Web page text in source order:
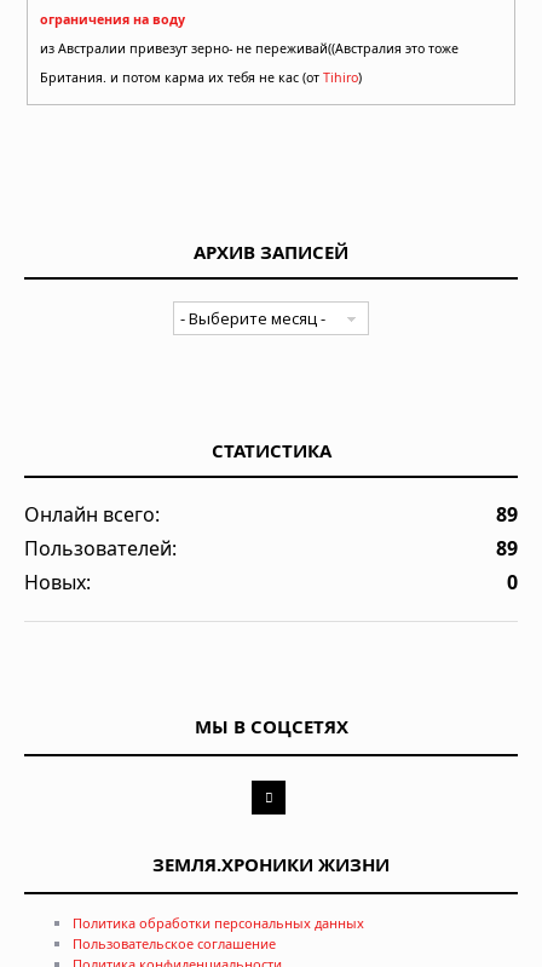
ограничения на воду
из Австралии привезут зерно- не переживай((Австралия это тоже
Британия. и потом карма их тебя не кас (от Tihiro)
АРХИВ ЗАПИСЕЙ
СТАТИСТИКА
Онлайн всего:
89
Пользователей:
89
Новых:
0
МЫ В СОЦСЕТЯХ
ЗЕМЛЯ.ХРОНИКИ ЖИЗНИ
Политика обработки персональных данных
Пользовательское соглашение